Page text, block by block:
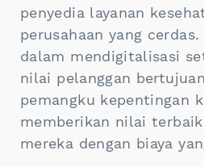
penyedia layanan
perusahaan yang
dalam mendigitalisasi
nilai pelanggan
pemangku kepentingan
memberikan nilai
mereka dengan biaya